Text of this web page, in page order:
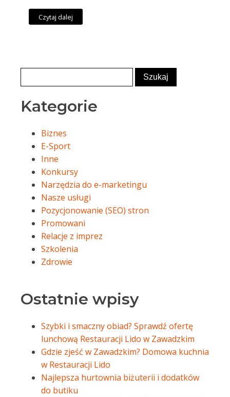
Czytaj dalej
Kategorie
Biznes
E-Sport
Inne
Konkursy
Narzędzia do e-marketingu
Nasze usługi
Pozycjonowanie (SEO) stron
Promowani
Relacje z imprez
Szkolenia
Zdrowie
Ostatnie wpisy
Szybki i smaczny obiad? Sprawdź ofertę
lunchową Restauracji Lido w Zawadzkim
Gdzie zjeść w Zawadzkim? Domowa kuchnia
w Restauracji Lido
Najlepsza hurtownia biżuterii i dodatków
do butiku